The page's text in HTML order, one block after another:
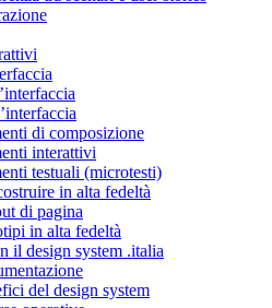
di composizione
interattivi
testuali (microtesti)
in alta fedeltà
di pagina
in alta fedeltà
il design system .italia
del design system